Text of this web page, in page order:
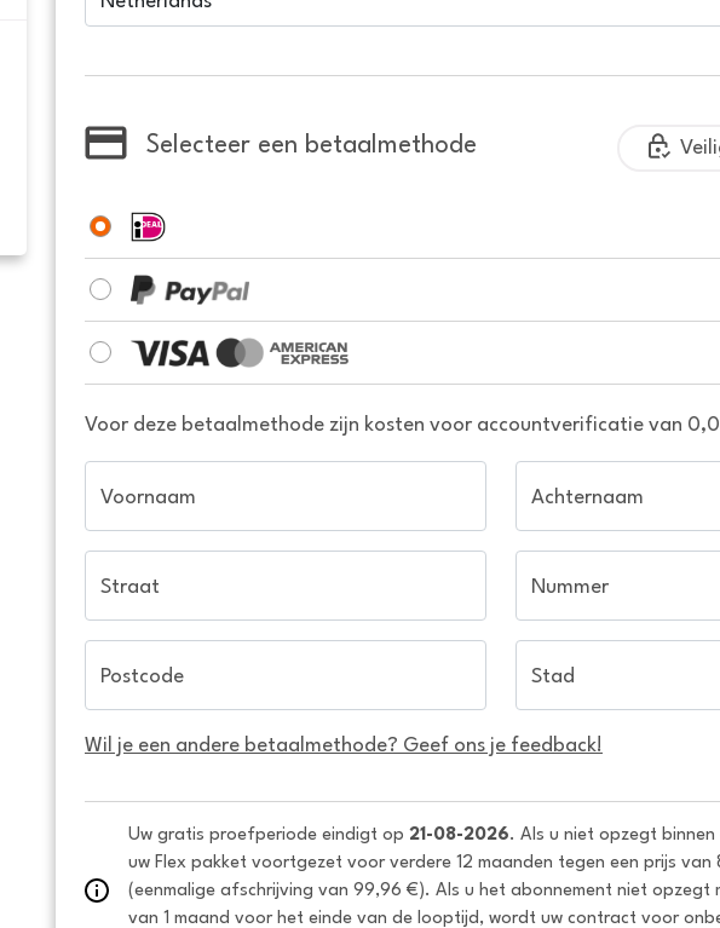
Selecteer een betaalmethode
Voor deze betaalmethode zijn kosten voor accountverificatie van
Voornaam Achternaam
Straat Nummer
Postcode Stad
Wil je een andere betaalmethode? Geef ons je feedback!
Uw gratis proefperiode eindigt op 21-08-2026. Als u niet opzegt
uw Flex pakket voortgezet voor verdere 12 maanden tegen een prijs van
(eenmalige afschrijving van 99,96 €). Als u het abonnement niet opzegt
van 1 maand voor het einde van de looptijd, wordt uw contract voor